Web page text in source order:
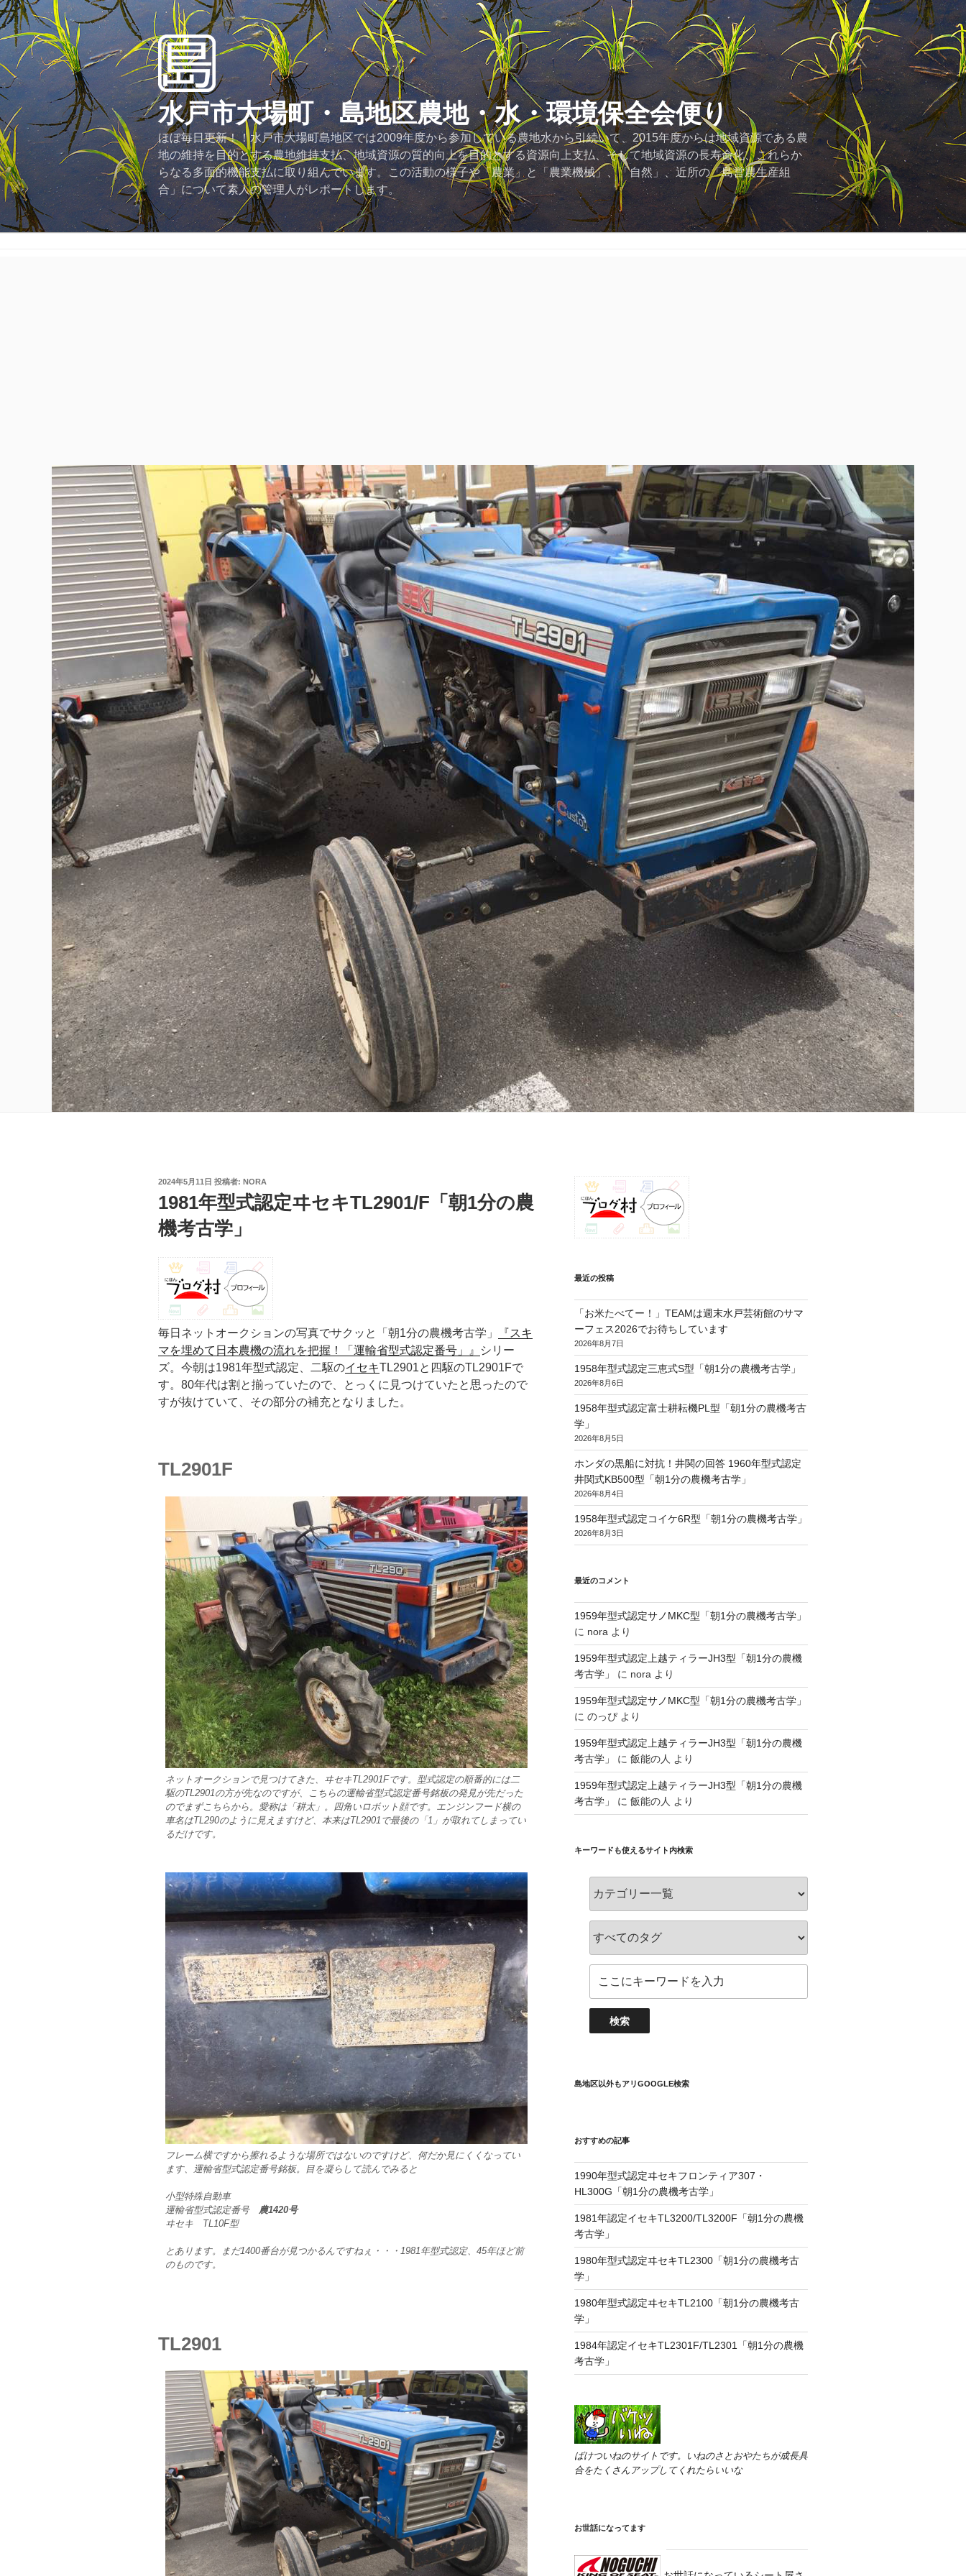
コ
ン
テ
ン
ツ
へ
ス
キ
ッ
プ
水戸市大場町・島地区農地・水・環境保全会便り
ほぼ毎日更新！！水戸市大場町島地区では2009年度から参加している農地水から引続いて、2015年度からは地域資源である農
地の維持を目的とする農地維持支払、地域資源の質的向上を目的とする資源向上支払、そして地域資源の長寿命化、これらか
らなる多面的機能支払に取り組んでいます。この活動の様子や「農業」と「農業機械」、「自然」、近所の「島営農生産組
合」について素人の管理人がレポートします。
投
2024年5月11日 投稿者: NORA
1981年型式認定ヰセキTL2901/F「朝1分の農
機考古学」
毎日ネットオークションの写真でサクッと「朝1分の農機考古学」
『スキ
マを埋めて日本農機の流れを把握！「運輸省型式認定番号」』
シリー
ズ。今朝は1981年型式認定、二駆のイセキTL2901と四駆のTL2901Fで
す。80年代は割と揃っていたので、とっくに見つけていたと思ったので
すが抜けていて、その部分の補充となりました。
TL2901F
ネットオークションで見つけてきた、ヰセキTL2901Fです。型式認定の順番的には二
駆のTL2901の方が先なのですが、こちらの運輸省型式認定番号銘板の発見が先だった
のでまずこちらから。愛称は「耕太」。四角いロボット顔です。エンジンフード横の
車名はTL290のように見えますけど、本来はTL2901で最後の「1」が取れてしまってい
るだけです。
フレーム横ですから擦れるような場所ではないのですけど、何だか見にくくなってい
ます、運輸省型式認定番号銘板。目を凝らして読んでみると
小型特殊自動車
運輸省型式認定番号 農1420号
ヰセキ TL10F型
とあります。まだ1400番台が見つかるんですねぇ・・・1981年型式認定、45年ほど前
のものです。
TL2901
最近の投稿
「お米たべてー！」TEAMは週末水戸芸術館のサマ
ーフェス2026でお待ちしています
2026年8月7日
1958年型式認定三恵式S型「朝1分の農機考古学」
2026年8月6日
1958年型式認定富士耕耘機PL型「朝1分の農機考古
学」
2026年8月5日
ホンダの黒船に対抗！井関の回答 1960年型式認定
井関式KB500型「朝1分の農機考古学」
2026年8月4日
1958年型式認定コイケ6R型「朝1分の農機考古学」
2026年8月3日
最近のコメント
1959年型式認定サノMKC型「朝1分の農機考古学」
に nora より
1959年型式認定上越ティラーJH3型「朝1分の農機
考古学」
に nora より
1959年型式認定サノMKC型「朝1分の農機考古学」
に のっぴより
1959年型式認定上越ティラーJH3型「朝1分の農機
考古学」
に 飯能の人 より
1959年型式認定上越ティラーJH3型「朝1分の農機
考古学」
に 飯能の人 より
キーワードも使えるサイト内検索
島地区以外もアリGOOGLE検索
おすすめの記事
1990年型式認定ヰセキフロンティア307・
HL300G「朝1分の農機考古学」
1981年認定イセキTL3200/TL3200F「朝1分の農機
考古学」
1980年型式認定ヰセキTL2300「朝1分の農機考古
学」
1980年型式認定ヰセキTL2100「朝1分の農機考古
学」
1984年認定イセキTL2301F/TL2301「朝1分の農機
考古学」
ばけついねのサイトです。いねのさとおやたちが成長具
合をたくさんアップしてくれたらいいな
お世話になってます